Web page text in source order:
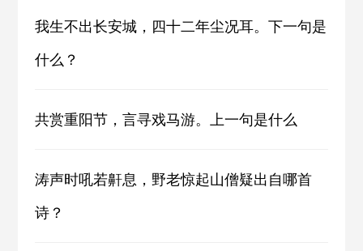
我生不出长安城，四十二年尘况耳。下一句是
什么？
共赏重阳节，言寻戏马游。上一句是什么
涛声时吼若鼾息，野老惊起山僧疑出自哪首
诗？